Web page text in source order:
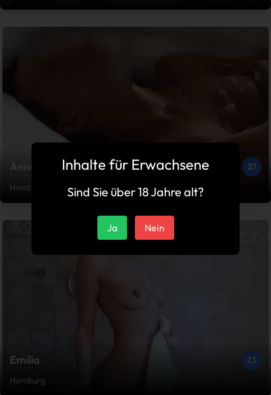
Anni
27
Homburg
Emilia
23
Homburg
Inhalte für Erwachsene
Sind Sie über 18 Jahre alt?
Ja Nein